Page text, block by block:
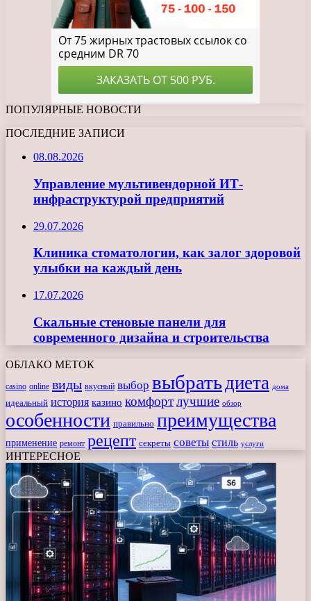
ПОПУЛЯРНЫЕ НОВОСТИ
ПОСЛЕДНИЕ ЗАПИСИ
08.08.2026
Управление мультивендорной ИТ-
инфраструктурой предприятий
29.07.2026
Клиника стоматологии, как залог здоровой
улыбки на каждый день
17.07.2026
Скальные стеновые панели для
современного дизайна и строительства
ОБЛАКО МЕТОК
casino online виды вкусный выбор выбрать диета дома
идеальный история казино комфортлучшие обзор
особенности правильно преимущества
применение ремонт рецепт секреты советы стиль услуги
ИНТЕРЕСНОЕ